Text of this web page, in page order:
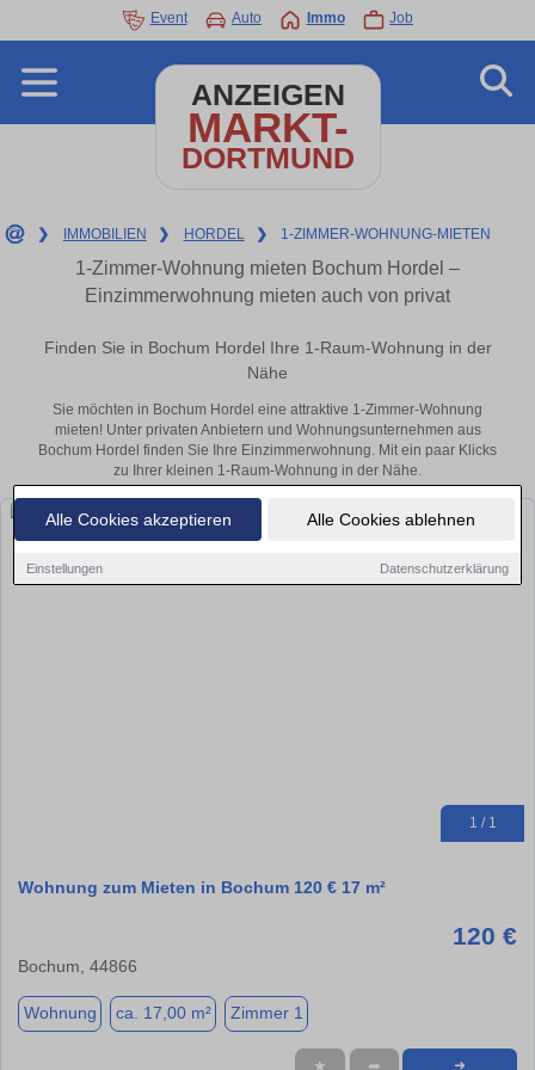
Alle Cookies akzeptieren Alle Cookies ablehnen
Einstellungen Datenschutzerklärung
Event Auto Immo Job
ANZEIGEN
MARKT-
DORTMUND
❯ IMMOBILIEN ❯ HORDEL ❯ 1-ZIMMER-WOHNUNG-MIETEN
1-Zimmer-Wohnung mieten Bochum Hordel –
Einzimmerwohnung mieten auch von privat
Finden Sie in Bochum Hordel Ihre 1-Raum-Wohnung in der
Nähe
Sie möchten in Bochum Hordel eine attraktive 1-Zimmer-Wohnung
mieten! Unter privaten Anbietern und Wohnungsunternehmen aus
Bochum Hordel finden Sie Ihre Einzimmerwohnung. Mit ein paar Klicks
zu Ihrer kleinen 1-Raum-Wohnung in der Nähe.
1 / 1
Wohnung zum Mieten in Bochum 120 € 17 m²
120 €
Bochum, 44866
Wohnung ca. 17,00 m² Zimmer 1
★ ➦ ➜